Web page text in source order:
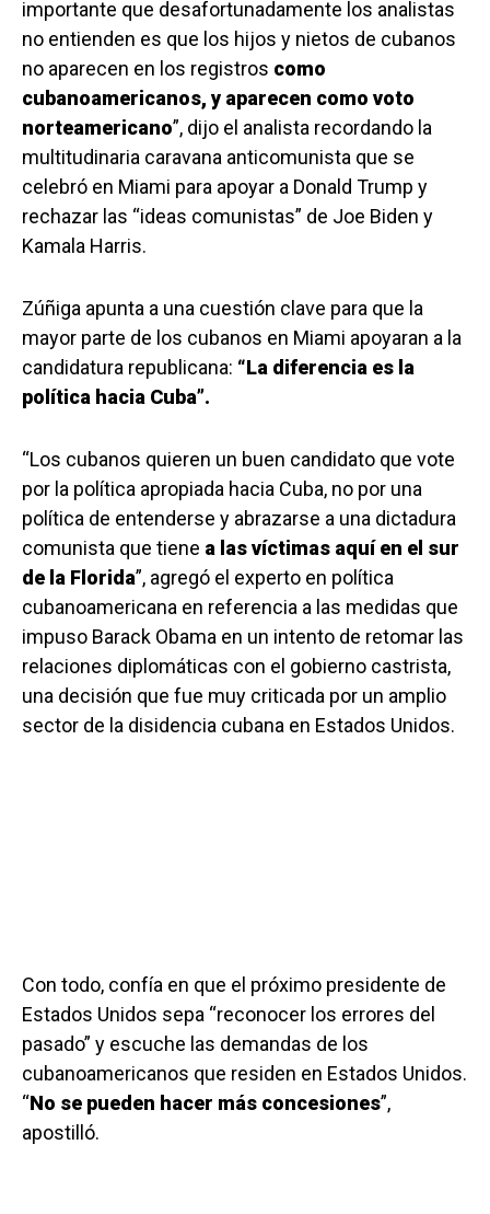
importante que desafortunadamente los analistas
no entienden es que los hijos y nietos de cubanos
no aparecen en los registros como
cubanoamericanos, y aparecen como voto
norteamericano”, dijo el analista recordando la
multitudinaria caravana anticomunista que se
celebró en Miami para apoyar a Donald Trump y
rechazar las “ideas comunistas” de Joe Biden y
Kamala Harris.
Zúñiga apunta a una cuestión clave para que la
mayor parte de los cubanos en Miami apoyaran a la
candidatura republicana: “La diferencia es la
política hacia Cuba”.
“Los cubanos quieren un buen candidato que vote
por la política apropiada hacia Cuba, no por una
política de entenderse y abrazarse a una dictadura
comunista que tiene a las víctimas aquí en el sur
de la Florida”, agregó el experto en política
cubanoamericana en referencia a las medidas que
impuso Barack Obama en un intento de retomar las
relaciones diplomáticas con el gobierno castrista,
una decisión que fue muy criticada por un amplio
sector de la disidencia cubana en Estados Unidos.
Con todo, confía en que el próximo presidente de
Estados Unidos sepa “reconocer los errores del
pasado” y escuche las demandas de los
cubanoamericanos que residen en Estados Unidos.
“No se pueden hacer más concesiones”,
apostilló.